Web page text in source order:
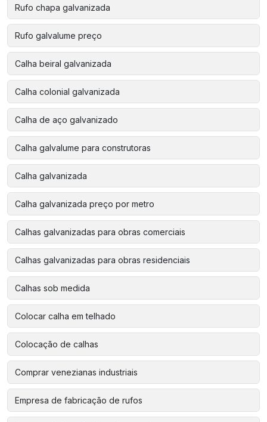
Rufo chapa galvanizada
Rufo galvalume preço
Calha beiral galvanizada
Calha colonial galvanizada
Calha de aço galvanizado
Calha galvalume para construtoras
Calha galvanizada
Calha galvanizada preço por metro
Calhas galvanizadas para obras comerciais
Calhas galvanizadas para obras residenciais
Calhas sob medida
Colocar calha em telhado
Colocação de calhas
Comprar venezianas industriais
Empresa de fabricação de rufos